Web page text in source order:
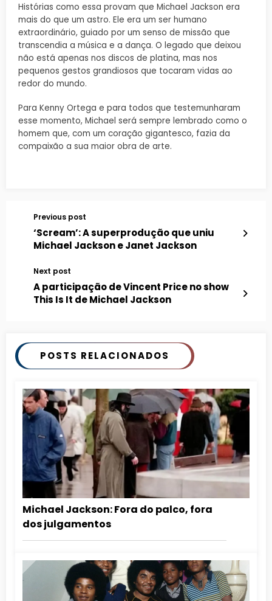
Histórias como essa provam que Michael Jackson era
mais do que um astro. Ele era um ser humano
extraordinário, guiado por um senso de missão que
transcendia a música e a dança. O legado que deixou
não está apenas nos discos de platina, mas nos
pequenos gestos grandiosos que tocaram vidas ao
redor do mundo.
Para Kenny Ortega e para todos que testemunharam
esse momento, Michael será sempre lembrado como o
homem que, com um coração gigantesco, fazia da
compaixão a sua maior obra de arte.
Previous post
‘Scream’: A superprodução que uniu
Michael Jackson e Janet Jackson
Next post
A participação de Vincent Price no show
This Is It de Michael Jackson
POSTS RELACIONADOS
Michael Jackson: Fora do palco, fora
dos julgamentos